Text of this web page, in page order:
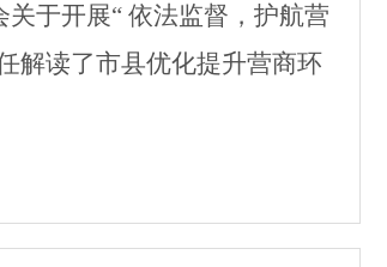
关于开展“ 依法监督，护航营
解读了市县优化提升营商环